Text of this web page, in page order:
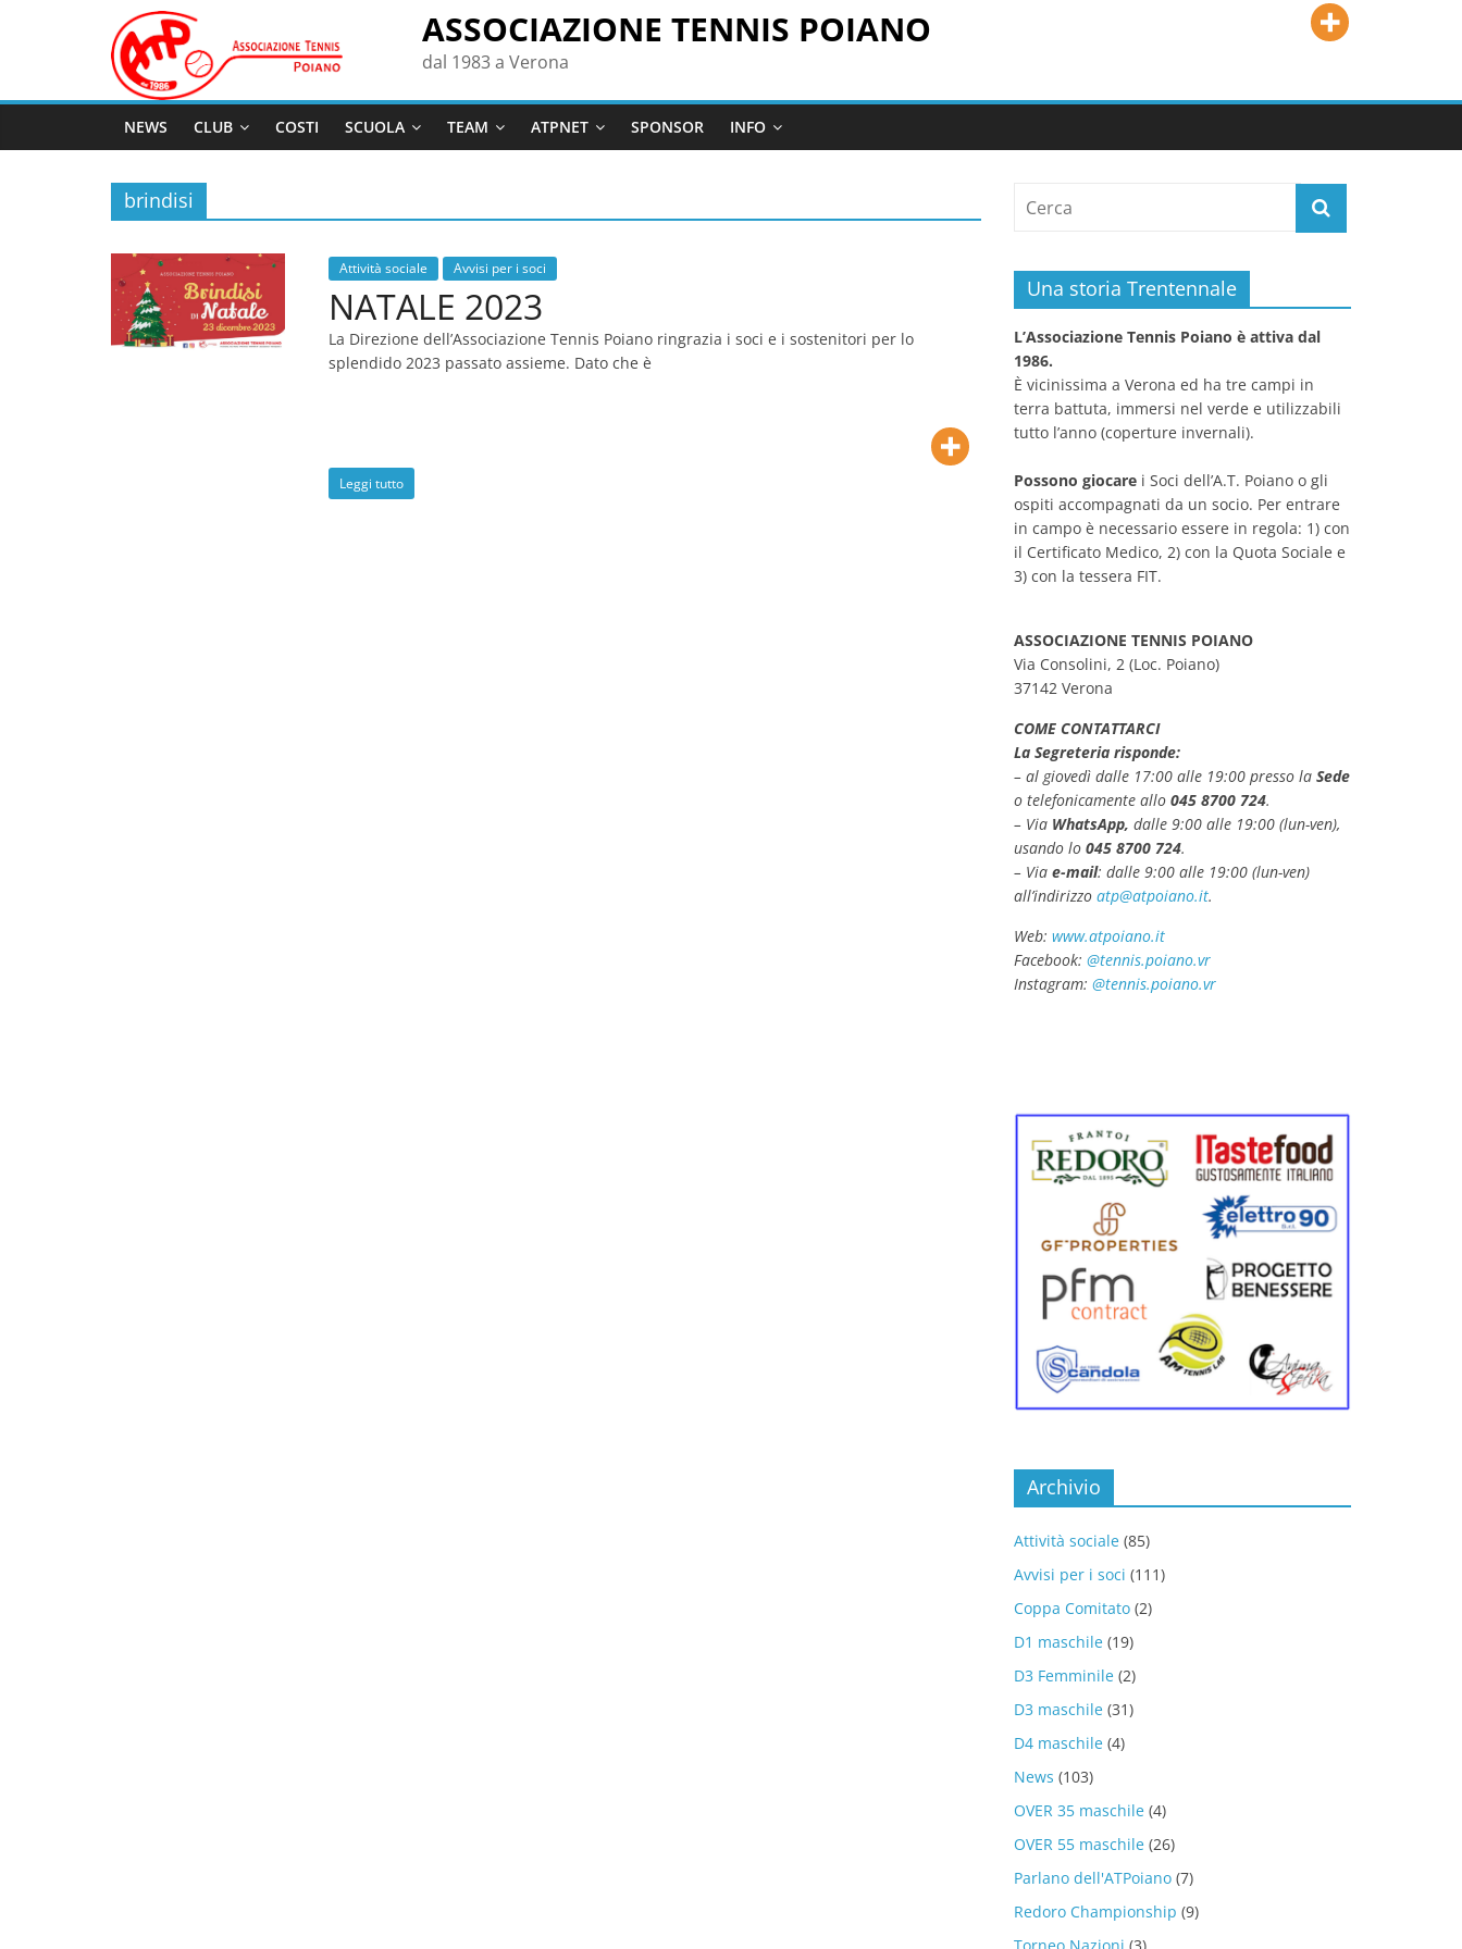
ASSOCIAZIONE TENNIS POIANO
dal 1983 a Verona
NEWS CLUB COSTI SCUOLA TEAM ATPNET SPONSOR INFO
brindisi
Attività sociale Avvisi per i soci
NATALE 2023
La Direzione dell’Associazione Tennis Poiano ringrazia i soci e i sostenitori per lo
splendido 2023 passato assieme. Dato che è
Leggi tutto
Una storia Trentennale
L’Associazione Tennis Poiano è attiva dal
1986.
È vicinissima a Verona ed ha tre campi in
terra battuta, immersi nel verde e utilizzabili
tutto l’anno (coperture invernali).
Possono giocare i Soci dell’A.T. Poiano o gli
ospiti accompagnati da un socio. Per entrare
in campo è necessario essere in regola: 1) con
il Certificato Medico, 2) con la Quota Sociale e
3) con la tessera FIT.
ASSOCIAZIONE TENNIS POIANO
Via Consolini, 2 (Loc. Poiano)
37142 Verona
COME CONTATTARCI
La Segreteria risponde:
– al giovedì dalle 17:00 alle 19:00 presso la Sede
o telefonicamente allo 045 8700 724.
– Via WhatsApp, dalle 9:00 alle 19:00 (lun-ven),
usando lo 045 8700 724.
– Via e-mail: dalle 9:00 alle 19:00 (lun-ven)
all’indirizzo atp@atpoiano.it.
Web: www.atpoiano.it
Facebook: @tennis.poiano.vr
Instagram: @tennis.poiano.vr
Archivio
Attività sociale (85)
Avvisi per i soci (111)
Coppa Comitato (2)
D1 maschile (19)
D3 Femminile (2)
D3 maschile (31)
D4 maschile (4)
News (103)
OVER 35 maschile (4)
OVER 55 maschile (26)
Parlano dell'ATPoiano (7)
Redoro Championship (9)